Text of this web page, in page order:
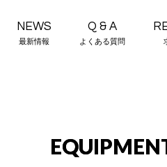
NEWS
最新情報
Q & A
よくある質問